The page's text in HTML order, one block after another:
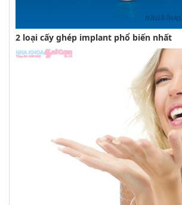
2 loại cấy ghép implant phổ biến nhất